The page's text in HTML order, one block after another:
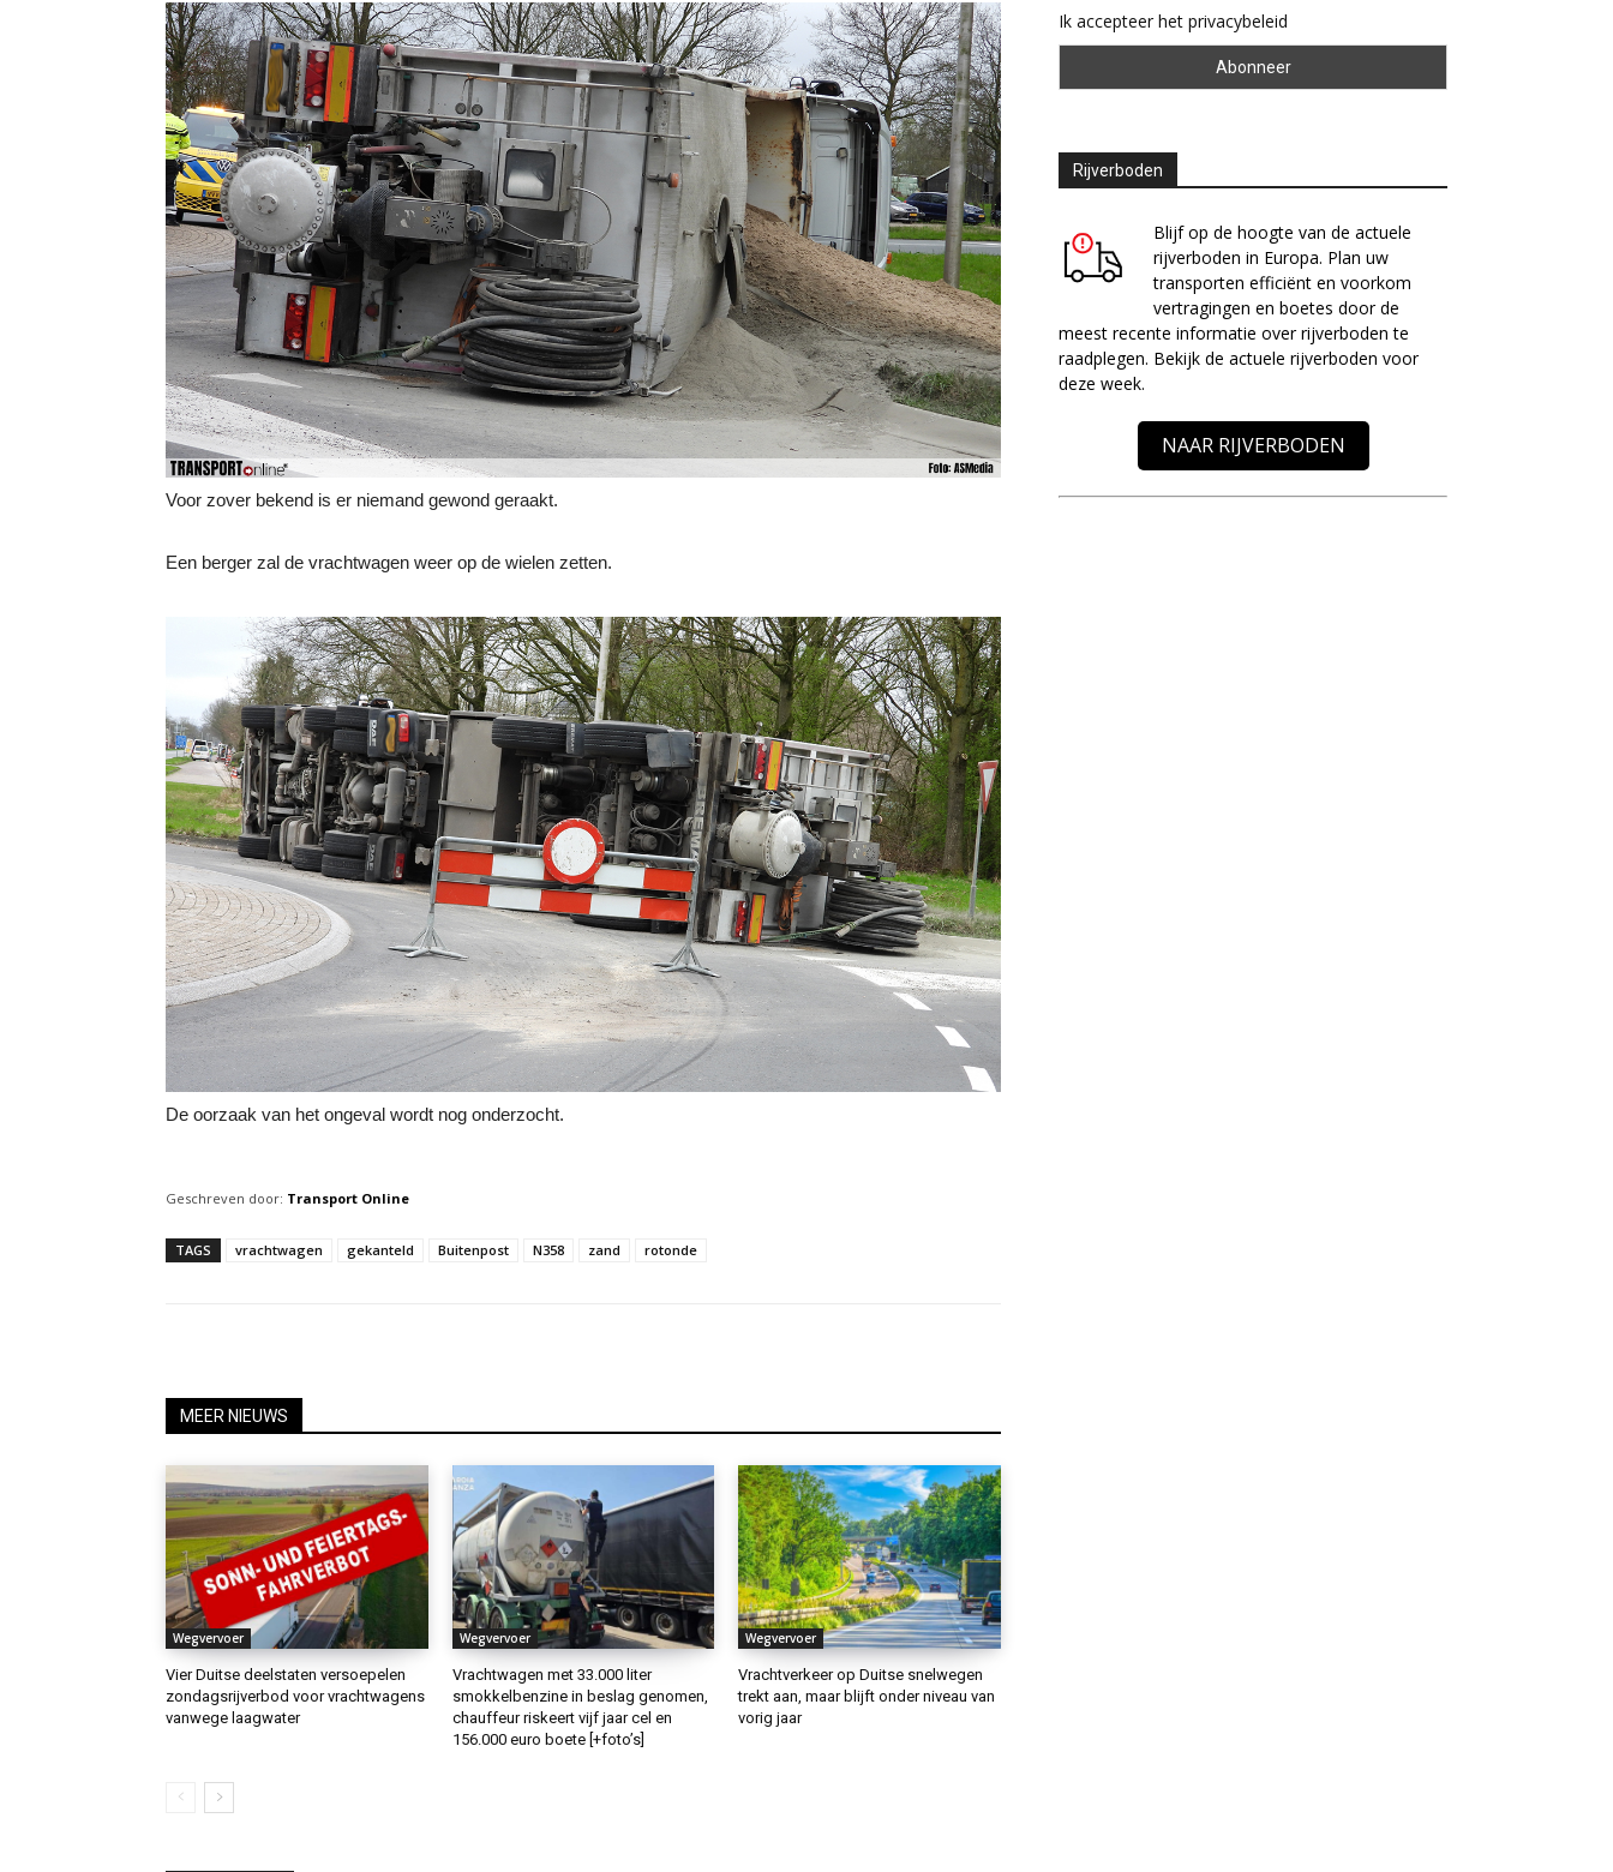
Voor zover bekend is er niemand gewond geraakt.
Een berger zal de vrachtwagen weer op de wielen zetten.
De oorzaak van het ongeval wordt nog onderzocht.
Geschreven door: Transport Online
TAGS vrachtwagen gekanteld Buitenpost N358 zand rotonde
MEER NIEUWS
Wegvervoer
Vier Duitse deelstaten versoepelen
zondagsrijverbod voor vrachtwagens
vanwege laagwater
Wegvervoer
Vrachtwagen met 33.000 liter
smokkelbenzine in beslag genomen,
chauffeur riskeert vijf jaar cel en
156.000 euro boete [+foto’s]
Wegvervoer
Vrachtverkeer op Duitse snelwegen
trekt aan, maar blijft onder niveau van
vorig jaar
Ik accepteer het privacybeleid
Rijverboden
Blijf op de hoogte van de actuele
rijverboden in Europa. Plan uw
transporten efficiënt en voorkom
vertragingen en boetes door de
meest recente informatie over rijverboden te
raadplegen. Bekijk de actuele rijverboden voor
deze week.
NAAR RIJVERBODEN